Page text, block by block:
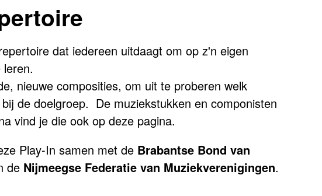
dat iedereen uitdaagt om op z'n eigen
nieuwe composities, om uit te proberen welk
de doelgroep. De muziekstukken en componisten
vind je die ook op deze pagina.
Play-In samen met de Brabantse Bond van
de Nijmeegse Federatie van Muziekverenigingen.